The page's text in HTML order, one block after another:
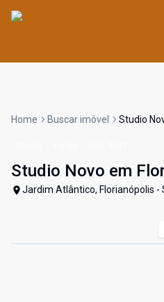
Home Buscar imóvel Studio
Studio Novo em
Jardim Atlântico, Florianópolis -